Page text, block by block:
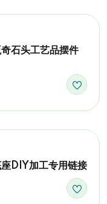
石头工艺品摆件
DIY加工专用链接